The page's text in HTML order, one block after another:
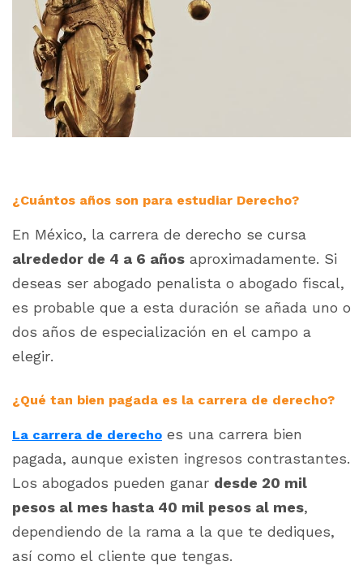
¿Cuántos años son para estudiar Derecho?
En México, la carrera de derecho se cursa
alrededor de 4 a 6 años aproximadamente. Si
deseas ser abogado penalista o abogado fiscal,
es probable que a esta duración se añada uno o
dos años de especialización en el campo a
elegir.
¿Qué tan bien pagada es la carrera de derecho?
La carrera de derecho es una carrera bien
pagada, aunque existen ingresos contrastantes.
Los abogados pueden ganar desde 20 mil
pesos al mes hasta 40 mil pesos al mes,
dependiendo de la rama a la que te dediques,
así como el cliente que tengas.